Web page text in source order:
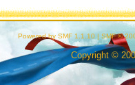
Powered by SMF 1.1.10 | SMF ©
Copyright ©